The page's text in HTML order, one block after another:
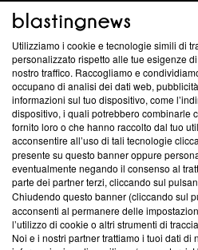
ABOUT
Questa sezione offre informazioni
News, sui nostri processi
creare news di qualità. Inoltre,
‘Trust Project - News with Integrity’
ancora membro del programma,
parte; Trust Project non ha
conformità agli standard.
Su di noi
Team editoriale
Corporate
Utilizziamo i cookie e tecnologie simili di
personalizzato rispetto alle tue esigenze
nostro traffico. Raccogliamo e
occupano di analisi dei dati web,
informazioni sul tuo dispositivo, come
dispositivo, i quali potrebbero combinarle
fornito loro o che hanno raccolto dal tuo
acconsentire all’uso di tali tecnologie
presente su questo banner oppure
eventualmente negando il consenso al
parte dei partner terzi, cliccando sul
Chiudendo questo banner (cliccando sul
acconsenti al permanere delle
l’utilizzo di cookie o altri strumenti di
Noi e i nostri partner trattiamo i tuoi dati di